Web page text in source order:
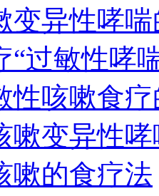
变异性哮
“过敏性哮
性咳嗽食
嗽变异性
嗽的食疗法